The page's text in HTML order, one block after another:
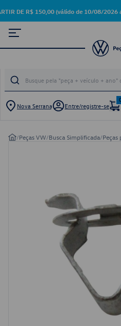
DE R$ 150,00 (válido de 10/08/
Nova Serrana Entre/registre-se
/Peças VW/Busca Simplificada/